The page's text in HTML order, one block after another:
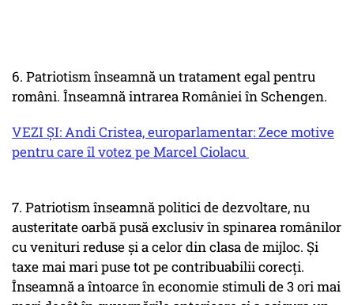
6. Patriotism înseamnă un tratament egal pentru
români. Înseamnă intrarea României în Schengen.
VEZI ȘI: Andi Cristea, europarlamentar: Zece motive
pentru care îl votez pe Marcel Ciolacu
7. Patriotism înseamnă politici de dezvoltare, nu
austeritate oarbă pusă exclusiv în spinarea românilor
cu venituri reduse și a celor din clasa de mijloc. Și
taxe mai mari puse tot pe contribuabilii corecți.
Înseamnă a întoarce în economie stimuli de 3 ori mai